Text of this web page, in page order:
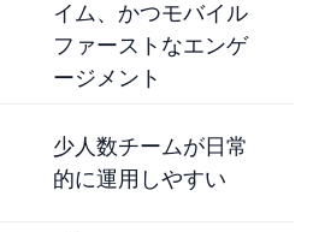
イム、かつモバイル
ファーストなエンゲ
ージメント
少人数チームが日常
的に運用しやすい